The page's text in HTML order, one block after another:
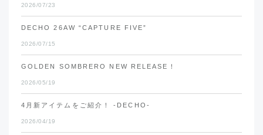
2026/07/23
DECHO 26AW “CAPTURE FIVE”
2026/07/15
GOLDEN SOMBRERO NEW RELEASE！
2026/05/19
4月新アイテムをご紹介！ -DECHO-
2026/04/19